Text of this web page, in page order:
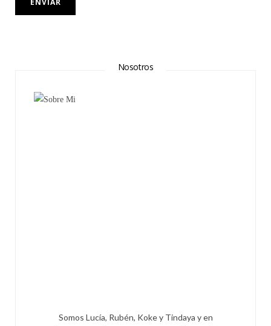
Nosotros
Somos Lucía, Rubén, Koke y Tindaya y en